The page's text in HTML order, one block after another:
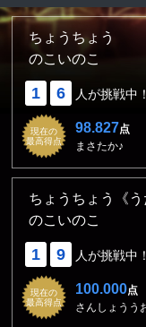
ちょうちょう
のこいのこ
1 6 人が挑戦中！
現在の
最高得点
98.827点
まさたか♪
ちょうちょう《う
のこいのこ
1 9 人が挑戦中！
現在の
最高得点
100.000点
さんしょうう